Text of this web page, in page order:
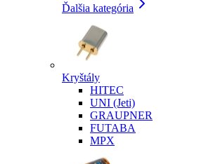
Ďalšia kategória
Kryštály
HITEC
UNI (Jeti)
GRAUPNER
FUTABA
MPX